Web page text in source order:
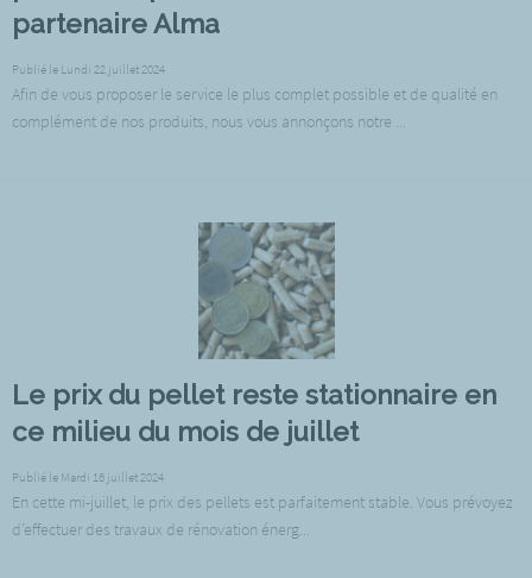
partenaire Alma
Publié le Lundi 22 juillet 2024
Afin de vous proposer le service le plus complet possible et de qualité en
complément de nos produits, nous vous annonçons notre ...
Le prix du pellet reste stationnaire en
ce milieu du mois de juillet
Publié le Mardi 16 juillet 2024
En cette mi-juillet, le prix des pellets est parfaitement stable. Vous prévoyez
d’effectuer des travaux de rénovation énerg...